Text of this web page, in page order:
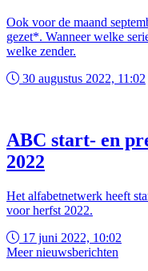
Ook voor de maand
gezet*. Wanneer welke
welke zender.
30 augustus 2022, 11:02
ABC start- en
2022
Het alfabetnetwerk heeft
voor herfst 2022.
17 juni 2022, 10:02
Meer nieuwsberichten